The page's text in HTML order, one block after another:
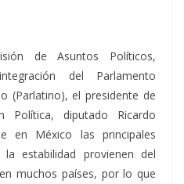
de Asuntos Políticos,
del Parlamento
(Parlatino), el presidente de
Política, diputado Ricardo
en México las principales
estabilidad provienen del
muchos países, por lo que